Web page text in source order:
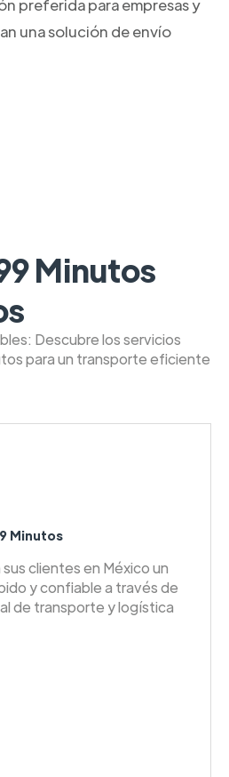
preferida para empresas y
una solución de envío
Minutos
Descubre los servicios
para un transporte eficiente
Minutos
clientes en México un
y confiable a través de
de transporte y logística